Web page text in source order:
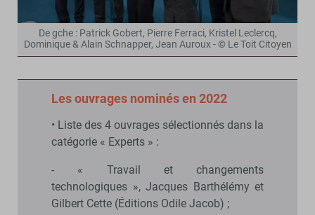
De gche : Patrick Gobert, Pierre Ferraci, Kristel Leclercq,
Dominique & Alain Schnapper, Jean Auroux - © Le Toit Citoyen
Les ouvrages nominés en 2022
• Liste des 4 ouvrages sélectionnés dans la
catégorie « Experts » :
- « Travail et changements
technologiques », Jacques Barthélémy et
Gilbert Cette (Éditions Odile Jacob) ;